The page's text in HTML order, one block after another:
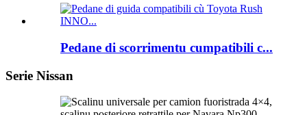
Pedane di scorrimentu cumpatibili c...
Serie Nissan